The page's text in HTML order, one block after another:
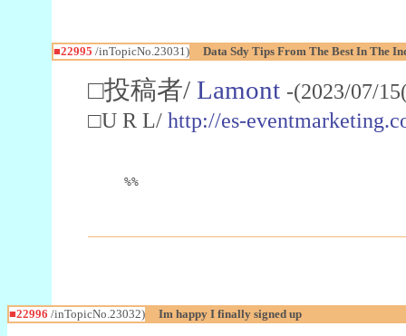
■22995 /inTopicNo.23031) Data Sdy Tips From The Best In The
□投稿者/ Lamont -(2023/07/
□U R L/ http://es-
%%
■22996 /inTopicNo.23032) Im happy I finally signed up